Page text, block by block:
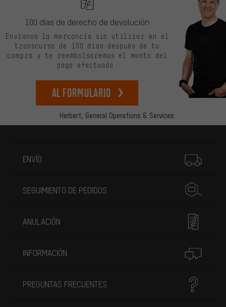
Herbert, General Operations & Services
100 días de derecho de devolución
Envíanos la mercancía sin utilizar en el
transcurso de 100 días después de tu
compra y te reembolsaremos el monto del
pago efectuado.
Al formulario
ENVÍO
SEGUIMIENTO DE PEDIDOS
ANULACIÓN
INFORMACIÓN
PREGUNTAS FRECUENTES